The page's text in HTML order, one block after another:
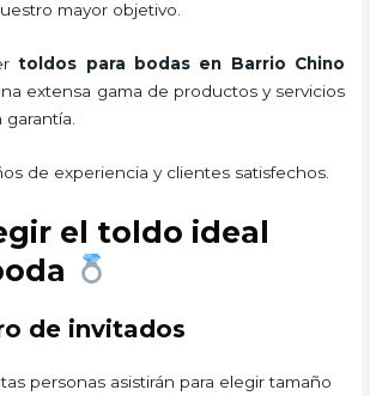
mayor objetivo.
toldos para bodas en Barrio Chino
extensa gama de productos y servicios
garantía.
de experiencia y clientes satisfechos.
el toldo ideal
de invitados
personas asistirán para elegir tamaño